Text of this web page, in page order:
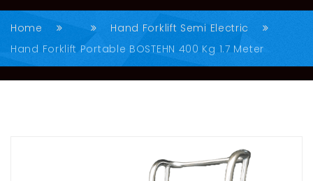
Home
Hand Forklift Semi Electric
Hand Forklift Portable BOSTEHN 400 Kg 1.7 Meter